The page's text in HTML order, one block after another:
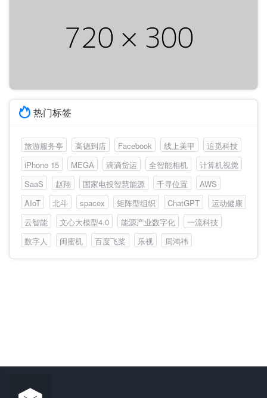
热门标签
旅游服务亭 高德到店 Facebook 线上美甲
追觅科技
iPhone 15
MEGA 滴滴货运 全智能相机
计算机视觉
SaaS
赵翔 国家电投智慧能源 千寻位置
AWS
AIoT
北斗 spacex 矩阵型组织 ChatGPT
运动健康
云智能
文心大模型4.0 能源产业数字化
一流科技
数字人
闺蜜机 百度飞桨 乐视 周鸿祎